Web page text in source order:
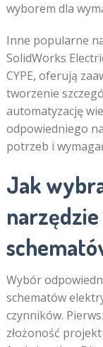
wyborem dla
Inne popularne
SolidWorks
CYPE, oferują
tworzenie
automatyzację
odpowiedniego
potrzeb i
Jak
Wybór
schematów
czynników.
złożoność